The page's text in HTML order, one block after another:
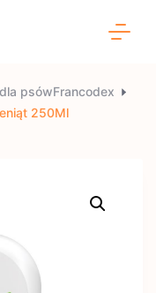
psówFrancodex
250Ml